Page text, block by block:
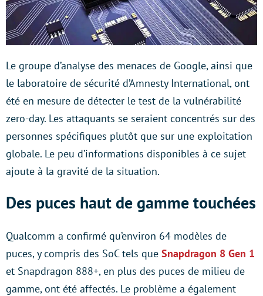
Le groupe d’analyse des menaces de Google, ainsi que
le laboratoire de sécurité d’Amnesty International, ont
été en mesure de détecter le test de la vulnérabilité
zero-day. Les attaquants se seraient concentrés sur des
personnes spécifiques plutôt que sur une exploitation
globale. Le peu d’informations disponibles à ce sujet
ajoute à la gravité de la situation.
Des puces haut de gamme touchées
Qualcomm a confirmé qu’environ 64 modèles de
puces, y compris des SoC tels que Snapdragon 8 Gen 1
et Snapdragon 888+, en plus des puces de milieu de
gamme, ont été affectés. Le problème a également